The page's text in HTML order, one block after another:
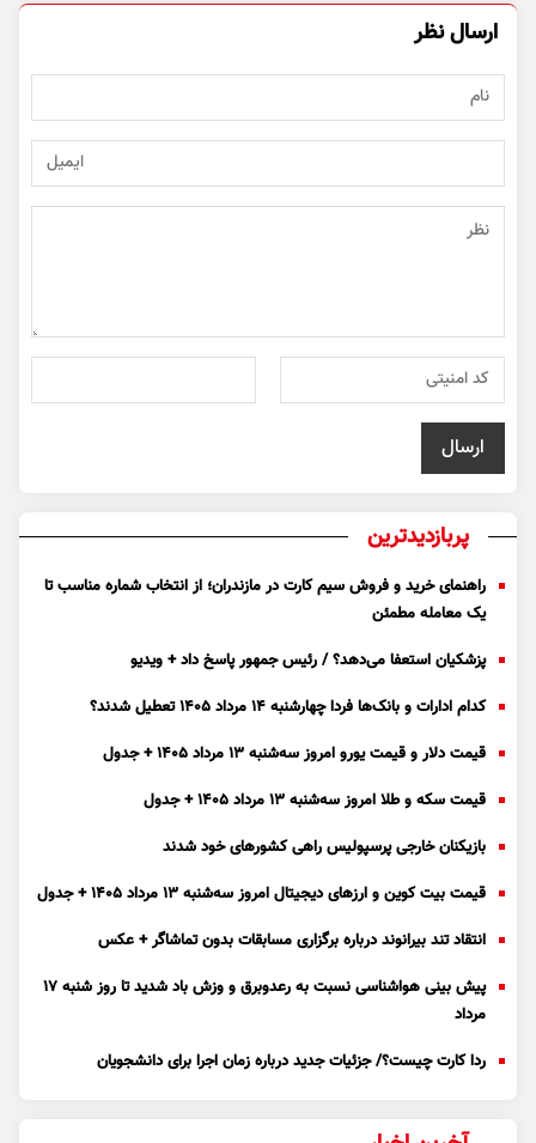
ارسال نظر
پربازدیدترین
راهنمای خرید و فروش سیم کارت در مازندران؛ از انتخاب شماره مناسب تا
یک معامله مطمئن
پزشکیان استعفا می‌دهد؟ / رئیس جمهور پاسخ داد + ویدیو
کدام ادارات و بانک‌ها فردا چهارشنبه ۱۴ مرداد ۱۴۰۵ تعطیل شدند؟
قیمت دلار و قیمت یورو امروز سه‌شنبه ۱۳ مرداد ۱۴۰۵ + جدول
قیمت سکه و طلا امروز سه‌شنبه ۱۳ مرداد ۱۴۰۵ + جدول
بازیکنان خارجی پرسپولیس راهی کشور‌های خود شدند
قیمت بیت کوین و ارز‌های دیجیتال امروز سه‌شنبه ۱۳ مرداد ۱۴۰۵ + جدول
انتقاد تند بیرانوند درباره برگزاری مسابقات بدون تماشاگر + عکس
پیش بینی هواشناسی نسبت به رعدوبرق و وزش باد شدید تا روز شنبه ۱۷
مرداد
ردا کارت چیست؟/ جزئیات جدید درباره زمان اجرا برای دانشجویان